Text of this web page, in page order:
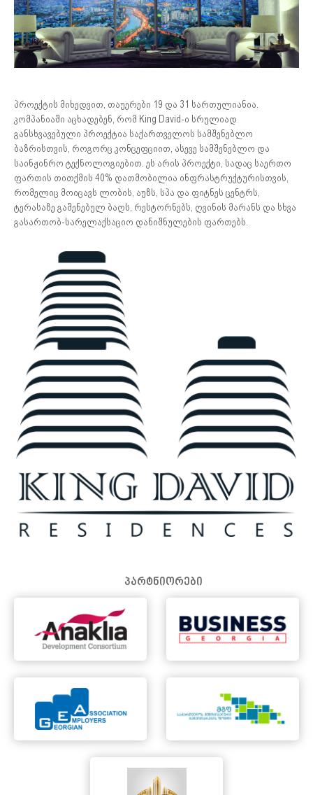
პროექტის მიხედვით, თაუერები 19 და 31 სართულიანია.
კომპანიაში აცხადებენ, რომ King David-ი სრულიად
განსხვავებული პროექტია საქართველოს სამშენებლო
ბაზრისთვის, როგორც კონცეფციით, ასევე სამშენებლო და
საინჟინრო ტექნოლოგიებით. ეს არის პროექტი, სადაც საერთო
ფართის თითქმის 40% დათმობილია ინფრასტრუქტურისთვის,
რომელიც მოიცავს ლობის, აუზს, სპა და ფიტნეს ცენტრს,
ტერასაზე გაშენებულ ბაღს, რესტორნებს, ღვინის მარანს და სხვა
გასართობ-სარელაქსაციო დანიშნულების ფართებს.
პარტნიორები